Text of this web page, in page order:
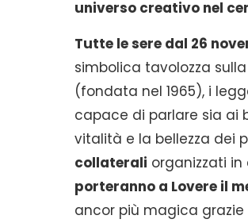
universo creativo nel
Tutte le sere dal 26
simbolica tavolozza
(fondata nel 1965), i
capace di parlare sia ai
vitalità e la bellezza dei
collaterali organizzati in
porteranno a Lovere il
ancor più magica